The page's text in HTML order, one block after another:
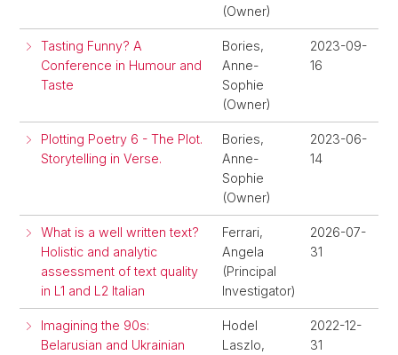
(Owner)
Tasting Funny? A
Conference in Humour and
Taste
Bories,
Anne-
Sophie
(Owner)
2023-09-
16
Plotting Poetry 6 - The Plot.
Storytelling in Verse.
Bories,
Anne-
Sophie
(Owner)
2023-06-
14
What is a well written text?
Holistic and analytic
assessment of text quality
in L1 and L2 Italian
Ferrari,
Angela
(Principal
Investigator)
2026-07-
31
Imagining the 90s:
Belarusian and Ukrainian
Hodel
Laszlo,
2022-12-
31